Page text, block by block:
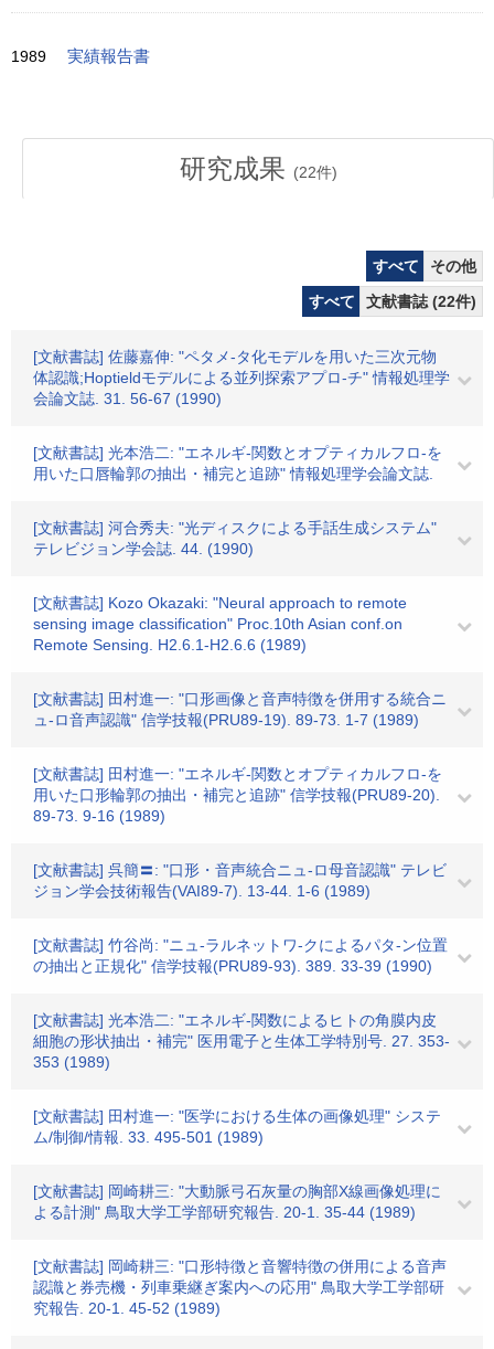
1989 実績報告書
研究成果 (22件)
すべて
その他
すべて
文献書誌 (22件)
[文献書誌] 佐藤嘉伸: "ペタメ-タ化モデルを用いた三次元物
体認識;Hoptieldモデルによる並列探索アプロ-チ" 情報処理学
会論文誌. 31. 56-67 (1990)
[文献書誌] 光本浩二: "エネルギ-関数とオプティカルフロ-を
用いた口唇輪郭の抽出・補完と追跡" 情報処理学会論文誌.
[文献書誌] 河合秀夫: "光ディスクによる手話生成システム"
テレビジョン学会誌. 44. (1990)
[文献書誌] Kozo Okazaki: "Neural approach to remote
sensing image classification" Proc.10th Asian conf.on
Remote Sensing. H2.6.1-H2.6.6 (1989)
[文献書誌] 田村進一: "口形画像と音声特徴を併用する統合ニ
ュ-ロ音声認識" 信学技報(PRU89-19). 89-73. 1-7 (1989)
[文献書誌] 田村進一: "エネルギ-関数とオプティカルフロ-を
用いた口形輪郭の抽出・補完と追跡" 信学技報(PRU89-20).
89-73. 9-16 (1989)
[文献書誌] 呉簡〓: "口形・音声統合ニュ-ロ母音認識" テレビ
ジョン学会技術報告(VAI89-7). 13-44. 1-6 (1989)
[文献書誌] 竹谷尚: "ニュ-ラルネットワ-クによるパタ-ン位置
の抽出と正規化" 信学技報(PRU89-93). 389. 33-39 (1990)
[文献書誌] 光本浩二: "エネルギ-関数によるヒトの角膜内皮
細胞の形状抽出・補完" 医用電子と生体工学特別号. 27. 353-
353 (1989)
[文献書誌] 田村進一: "医学における生体の画像処理" システ
ム/制御/情報. 33. 495-501 (1989)
[文献書誌] 岡崎耕三: "大動脈弓石灰量の胸部X線画像処理に
よる計測" 鳥取大学工学部研究報告. 20-1. 35-44 (1989)
[文献書誌] 岡崎耕三: "口形特徴と音響特徴の併用による音声
認識と券売機・列車乗継ぎ案内への応用" 鳥取大学工学部研
究報告. 20-1. 45-52 (1989)